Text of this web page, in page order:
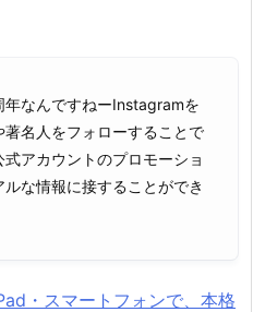
年なんですねーInstagramを
名人をフォローすることで
アカウントのプロモーショ
な情報に接することができ
・スマートフォンで、本格